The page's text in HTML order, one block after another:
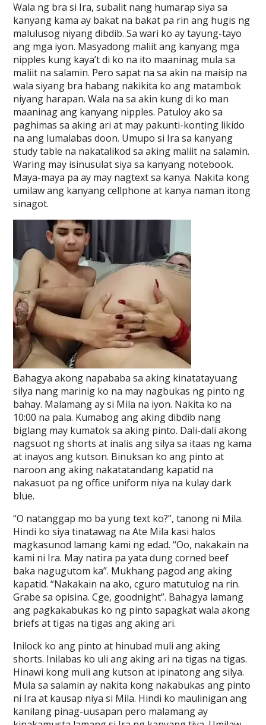
Wala ng bra si Ira, subalit nang humarap siya sa
kanyang kama ay bakat na bakat pa rin ang hugis ng
malulusog niyang dibdib. Sa wari ko ay tayung-tayo
ang mga iyon. Masyadong maliit ang kanyang mga
nipples kung kaya’t di ko na ito maaninag mula sa
maliit na salamin. Pero sapat na sa akin na maisip na
wala siyang bra habang nakikita ko ang matambok
niyang harapan. Wala na sa akin kung di ko man
maaninag ang kanyang nipples. Patuloy ako sa
paghimas sa aking ari at may pakunti-konting likido
na ang lumalabas doon. Umupo si Ira sa kanyang
study table na nakatalikod sa aking maliit na salamin.
Waring may isinusulat siya sa kanyang notebook.
Maya-maya pa ay may nagtext sa kanya. Nakita kong
umilaw ang kanyang cellphone at kanya naman itong
sinagot.
Bahagya akong napababa sa aking kinatatayuang
silya nang marinig ko na may nagbukas ng pinto ng
bahay. Malamang ay si Mila na iyon. Nakita ko na
10:00 na pala. Kumabog ang aking dibdib nang
biglang may kumatok sa aking pinto. Dali-dali akong
nagsuot ng shorts at inalis ang silya sa itaas ng kama
at inayos ang kutson. Binuksan ko ang pinto at
naroon ang aking nakatatandang kapatid na
nakasuot pa ng office uniform niya na kulay dark
blue.
“O natanggap mo ba yung text ko?”, tanong ni Mila.
Hindi ko siya tinatawag na Ate Mila kasi halos
magkasunod lamang kami ng edad. “Oo, nakakain na
kami ni Ira. May natira pa yata dung corned beef
baka nagugutom ka”. Mukhang pagod ang aking
kapatid. “Nakakain na ako, cguro matutulog na rin.
Grabe sa opisina. Cge, goodnight”. Bahagya lamang
ang pagkakabukas ko ng pinto sapagkat wala akong
briefs at tigas na tigas ang aking ari.
Inilock ko ang pinto at hinubad muli ang aking
shorts. Inilabas ko uli ang aking ari na tigas na tigas.
Hinawi kong muli ang kutson at ipinatong ang silya.
Mula sa salamin ay nakita kong nakabukas ang pinto
ni Ira at kausap niya si Mila. Hindi ko maulinigan ang
kanilang pinag-uusapan pero malamang ay